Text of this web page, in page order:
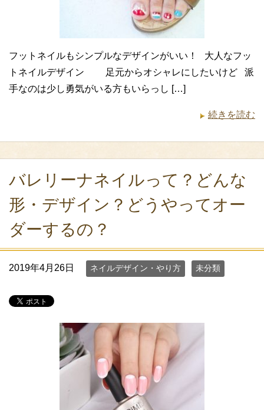
フットネイルもシンプルなデザインがいい！ 大人なフッ
トネイルデザイン 足元からオシャレにしたいけど 派
手なのは少し勇気がいる方もいらっし […]
続きを読む
バレリーナネイルって？どんな
形・デザイン？どうやってオー
ダーするの？
2019年4月26日 ネイルデザイン・やり方 未分類